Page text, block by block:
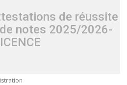
de réussite
notes 2025/2026-